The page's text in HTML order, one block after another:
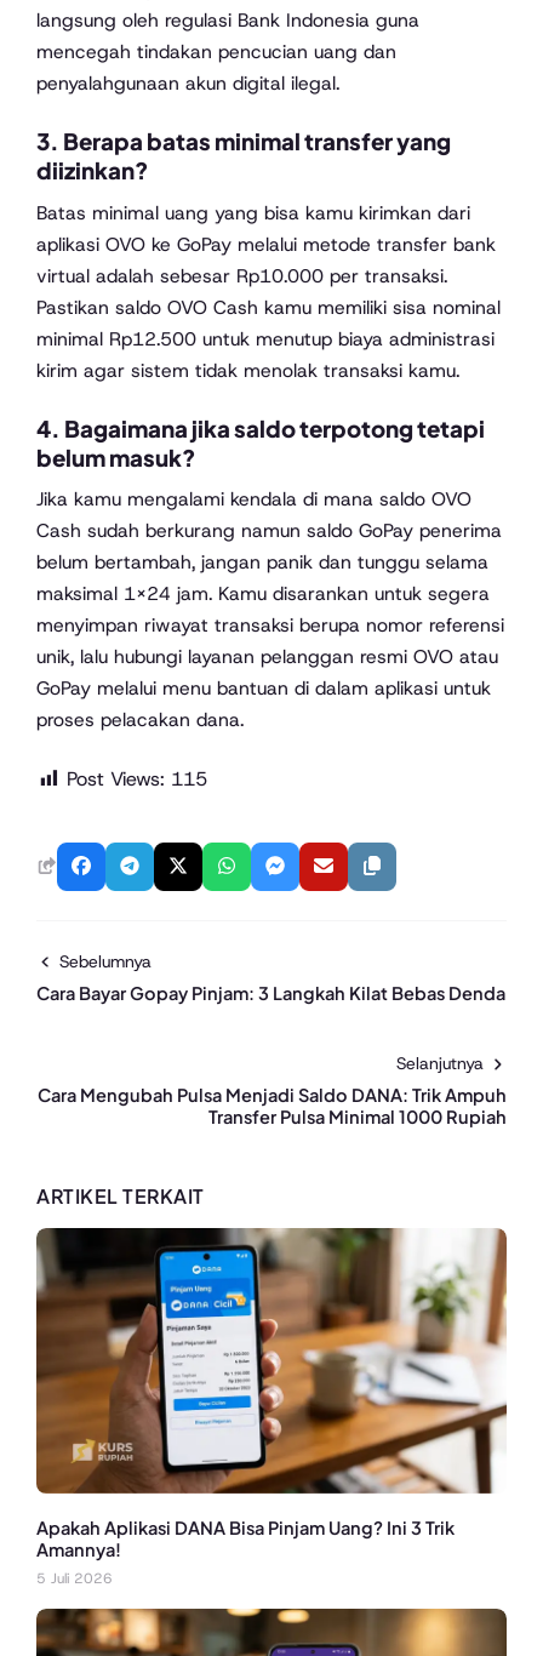
langsung oleh regulasi Bank Indonesia guna
mencegah tindakan pencucian uang dan
penyalahgunaan akun digital ilegal.
3. Berapa batas minimal transfer yang
diizinkan?
Batas minimal uang yang bisa kamu kirimkan dari
aplikasi OVO ke GoPay melalui metode transfer bank
virtual adalah sebesar Rp10.000 per transaksi.
Pastikan saldo OVO Cash kamu memiliki sisa nominal
minimal Rp12.500 untuk menutup biaya administrasi
kirim agar sistem tidak menolak transaksi kamu.
4. Bagaimana jika saldo terpotong tetapi
belum masuk?
Jika kamu mengalami kendala di mana saldo OVO
Cash sudah berkurang namun saldo GoPay penerima
belum bertambah, jangan panik dan tunggu selama
maksimal 1×24 jam. Kamu disarankan untuk segera
menyimpan riwayat transaksi berupa nomor referensi
unik, lalu hubungi layanan pelanggan resmi OVO atau
GoPay melalui menu bantuan di dalam aplikasi untuk
proses pelacakan dana.
Post Views: 115
Sebelumnya
Cara Bayar Gopay Pinjam: 3 Langkah Kilat Bebas Denda
Selanjutnya
Cara Mengubah Pulsa Menjadi Saldo DANA: Trik Ampuh
Transfer Pulsa Minimal 1000 Rupiah
ARTIKEL TERKAIT
Apakah Aplikasi DANA Bisa Pinjam Uang? Ini 3 Trik
Amannya!
5 Juli 2026